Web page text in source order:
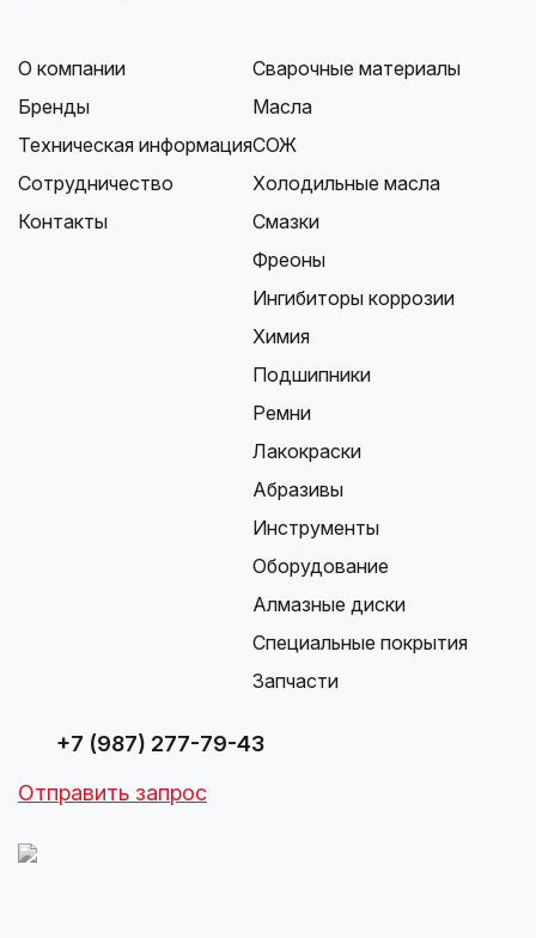
О компании
Бренды
Техническая информация
Сотрудничество
Контакты
Сварочные материалы
Масла
СОЖ
Холодильные масла
Смазки
Фреоны
Ингибиторы коррозии
Химия
Подшипники
Ремни
Лакокраски
Абразивы
Инструменты
Оборудование
Алмазные диски
Специальные покрытия
Запчасти
+7 (987) 277-79-43
Отправить запрос